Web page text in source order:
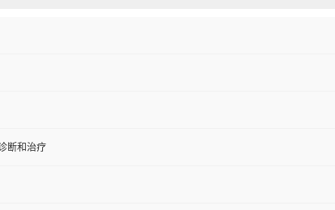
断和治疗